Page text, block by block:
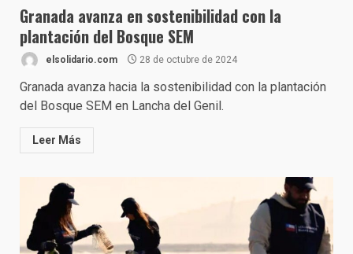
Granada avanza en sostenibilidad con la
plantación del Bosque SEM
elsolidario.com 28 de octubre de 2024
Granada avanza hacia la sostenibilidad con la plantación
del Bosque SEM en Lancha del Genil.
Leer Más